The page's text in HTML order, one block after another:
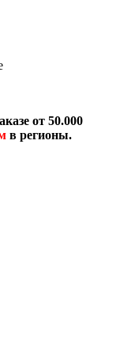
от 50.000
в регионы.